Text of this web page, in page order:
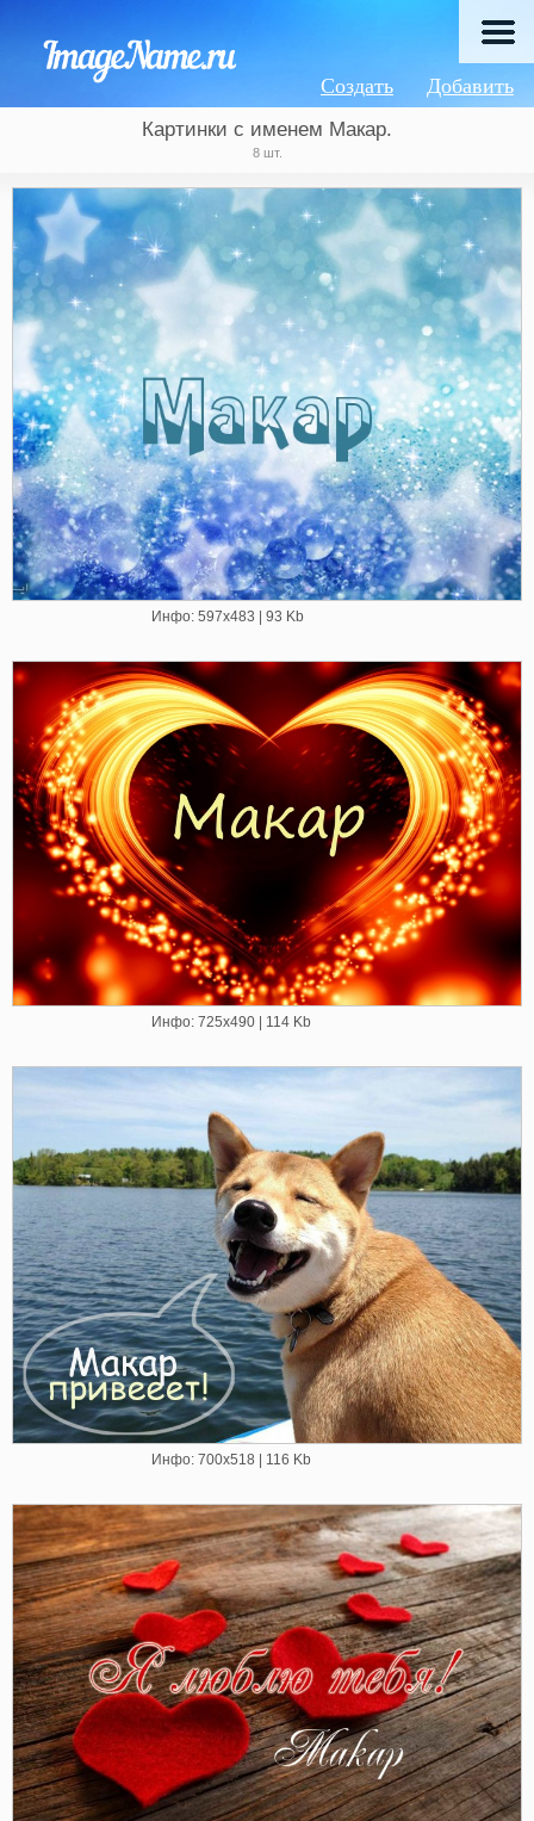
Добавить
Создать
Картинки с именем Макар.
8 шт.
Инфо: 597х483 | 93 Kb
Инфо: 725х490 | 114 Kb
Инфо: 700х518 | 116 Kb